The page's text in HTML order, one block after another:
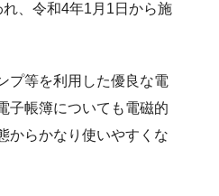
、令和4年1月1日から施
プ等を利用した優良な電
子帳簿についても電磁的
からかなり使いやすくな